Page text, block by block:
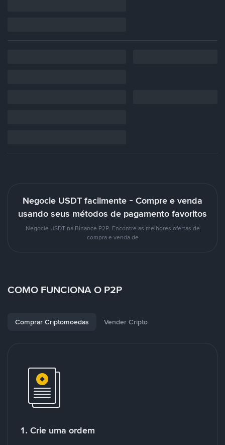
Negocie USDT facilmente - Compre e venda
usando seus métodos de pagamento favoritos
Negocie USDT na Binance P2P. Encontre as melhores ofertas de
compra e venda de
COMO FUNCIONA O P2P
Comprar Criptomoedas Vender Cripto
1. Crie uma ordem